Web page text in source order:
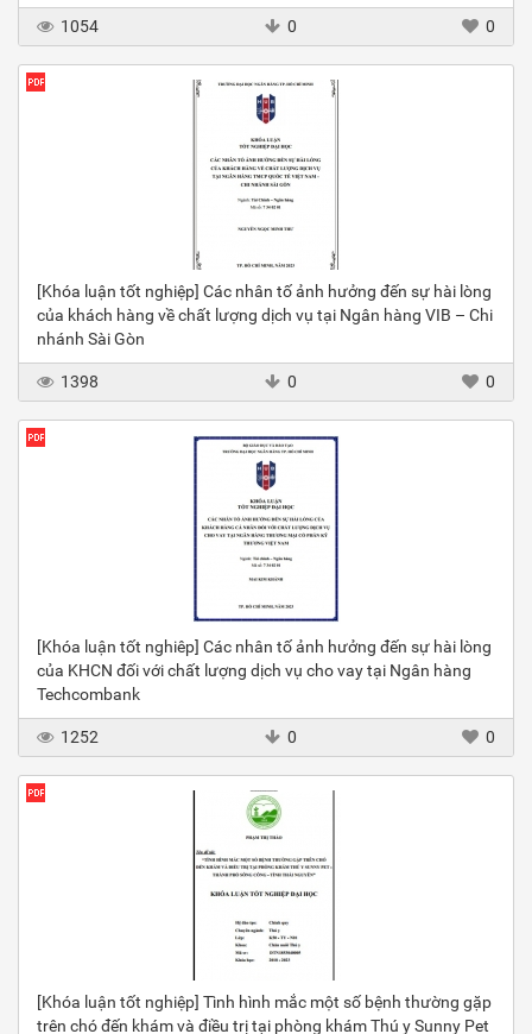
1054 0 0
[Khóa luận tốt nghiệp] Các nhân tố ảnh hưởng đến sự hài lòng
của khách hàng về chất lượng dịch vụ tại Ngân hàng VIB – Chi
nhánh Sài Gòn
1398 0 0
[Khóa luận tốt nghiêp] Các nhân tố ảnh hưởng đến sự hài lòng
của KHCN đối với chất lượng dịch vụ cho vay tại Ngân hàng
Techcombank
1252 0 0
[Khóa luận tốt nghiệp] Tình hình mắc một số bệnh thường gặp
trên chó đến khám và điều trị tại phòng khám Thú y Sunny Pet